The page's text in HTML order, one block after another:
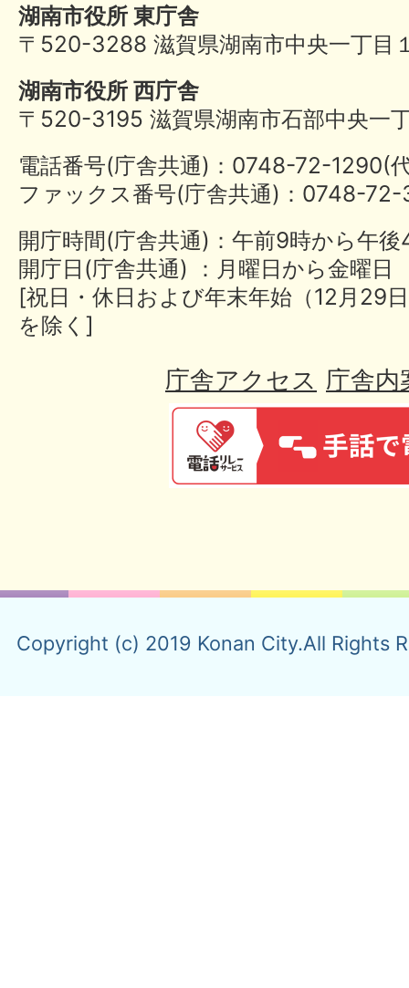
湖南市役所 東庁舎
〒520-3288 滋賀県湖南市中央一丁目
湖南市役所 西庁舎
〒520-3195 滋賀県湖南市石部中央一
電話番号(庁舎共通)：0748-72-
ファックス番号(庁舎共通)：0748-
開庁時間(庁舎共通)：午前9時から午
開庁日(庁舎共通) ：月曜日から金曜日
[祝日・休日および年末年始（12月29
を除く]
庁舎アクセス 庁舎内
Copyright (c) 2019 Konan City.All Rights